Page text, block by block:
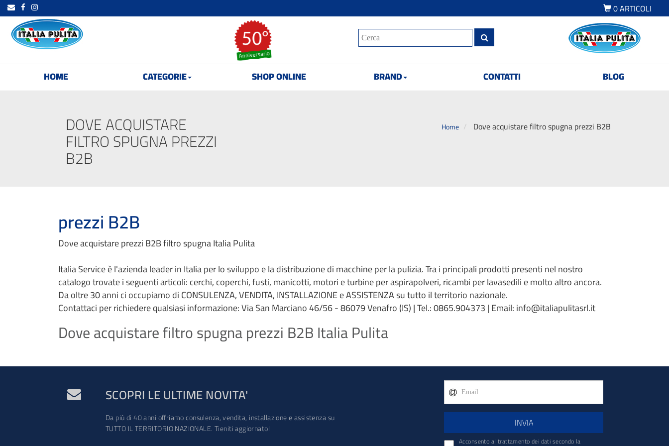
0ARTICOLI
HOME CATEGORIE SHOP ONLINE BRAND CONTATTI BLOG
DOVE ACQUISTARE
FILTRO SPUGNA PREZZI
B2B
Home Dove acquistare filtro spugna prezzi B2B
prezzi B2B
Dove acquistare prezzi B2B filtro spugna Italia Pulita
Italia Service è l'azienda leader in Italia per lo sviluppo e la distribuzione di macchine per la pulizia. Tra i principali prodotti presenti nel nostro
catalogo trovate i seguenti articoli: cerchi, coperchi, fusti, manicotti, motori e turbine per aspirapolveri, ricambi per lavasedili e molto altro ancora.
Da oltre 30 anni ci occupiamo di CONSULENZA, VENDITA, INSTALLAZIONE e ASSISTENZA su tutto il territorio nazionale.
Contattaci per richiedere qualsiasi informazione: Via San Marciano 46/56 - 86079 Venafro (IS) | Tel.: 0865.904373 | Email: info@italiapulitasrl.it
Dove acquistare filtro spugna prezzi B2B Italia Pulita
SCOPRI LE ULTIME NOVITA'
Da più di 40 anni offriamo consulenza, vendita, installazione e assistenza su
TUTTO IL TERRITORIO NAZIONALE. Tieniti aggiornato!
INVIA
Acconsento al trattamento dei dati secondo la